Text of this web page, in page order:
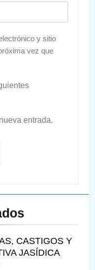
y sitio
vez que
entrada.
CASTIGOS Y
JASÍDICA